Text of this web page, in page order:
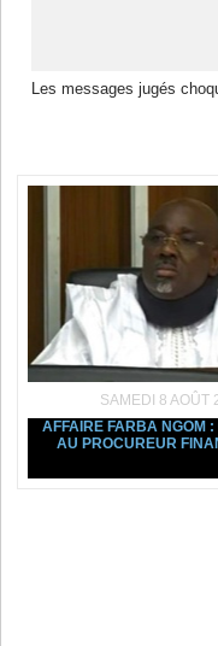
Les messages jugés
SAMEDI 8 AOÛT
AFFAIRE FARBA NGOM :
AU PROCUREUR